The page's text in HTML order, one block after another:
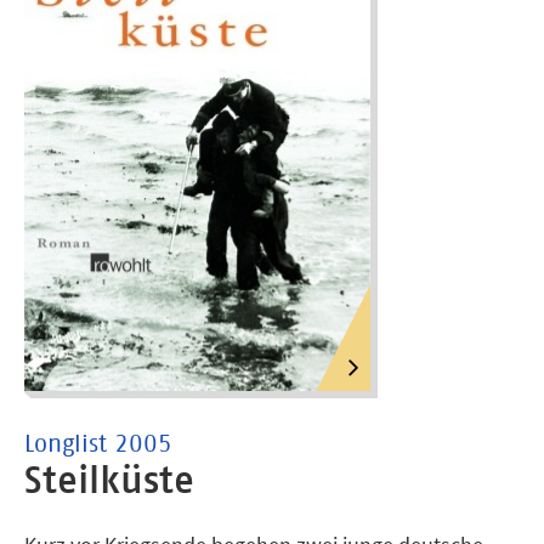
Longlist 2005
Steilküste